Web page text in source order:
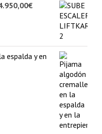
€
espalda y en